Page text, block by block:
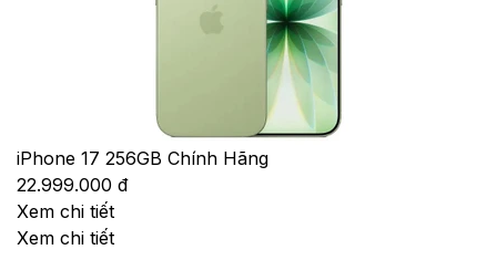
iPhone 17 256GB Chính Hãng
22.999.000 đ
Xem chi tiết
Xem chi tiết